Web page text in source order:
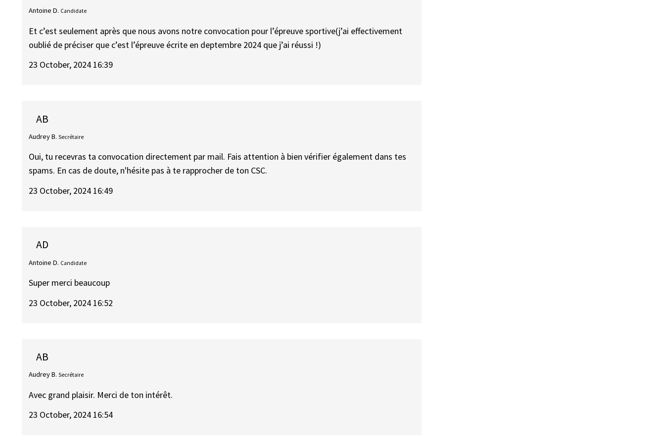
Antoine D. Candidate
Et c’est seulement après que nous avons notre convocation pour l’épreuve sportive(j’ai effectivement
oublié de préciser que c’est l’épreuve écrite en deptembre 2024 que j’ai réussi !)
23 October, 2024 16:39
AB
Audrey B. Secrétaire
Oui, tu recevras ta convocation directement par mail. Fais attention à bien vérifier également dans tes
spams. En cas de doute, n'hésite pas à te rapprocher de ton CSC.
23 October, 2024 16:49
AD
Antoine D. Candidate
Super merci beaucoup
23 October, 2024 16:52
AB
Audrey B. Secrétaire
Avec grand plaisir. Merci de ton intérêt.
23 October, 2024 16:54